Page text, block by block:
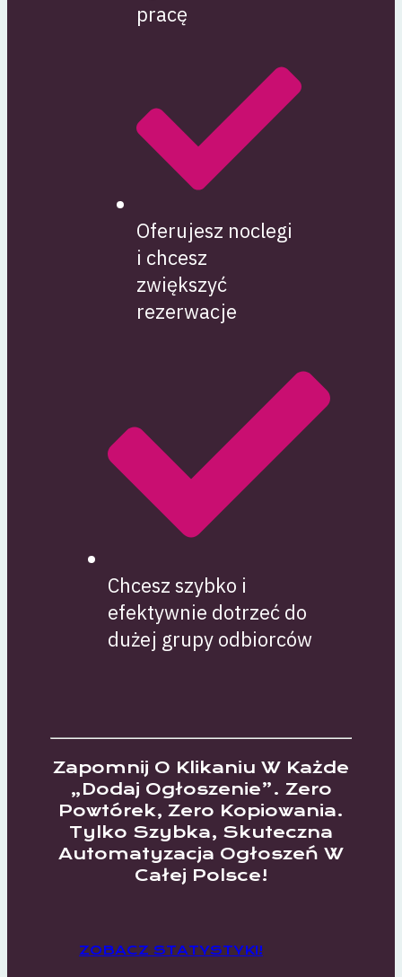
pracę
Oferujesz noclegi
i chcesz
zwiększyć
rezerwacje
Chcesz szybko i
efektywnie dotrzeć do
dużej grupy odbiorców
Zapomnij O Klikaniu W Każde
„dodaj Ogłoszenie”. Zero
Powtórek, Zero Kopiowania.
Tylko Szybka, Skuteczna
Automatyzacja Ogłoszeń W
Całej Polsce!
ZOBACZ STATYSTYKI!